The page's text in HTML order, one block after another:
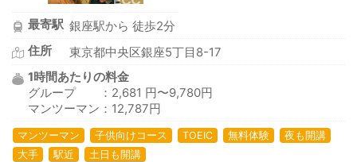
最寄駅 銀座駅から 徒歩2分
住所
東京都中央区銀座5丁目8-17
1時間あたりの料金
グループ ：2,681 円〜9,780円
マンツーマン：12,787円
マンツーマン 子供向けコース TOEIC 無料体験
夜も開講
大手
駅近 土日も開講